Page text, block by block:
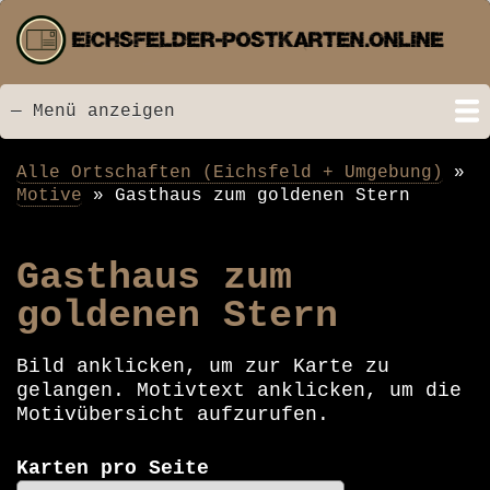
zum
Inhalt
Menü
— Menü anzeigen
Startseite
Neu hinzugefügt
Postkarten
Bildarchiv
Videos
Suche
Kontakt
Links
Spende
Pfadnavigation
Alle Ortschaften (Eichsfeld + Umgebung)
Motive
Gasthaus zum goldenen Stern
Gasthaus zum
goldenen Stern
Bild anklicken, um zur Karte zu
gelangen. Motivtext anklicken, um die
Motivübersicht aufzurufen.
Karten pro Seite